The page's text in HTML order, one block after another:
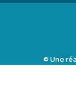
© Une